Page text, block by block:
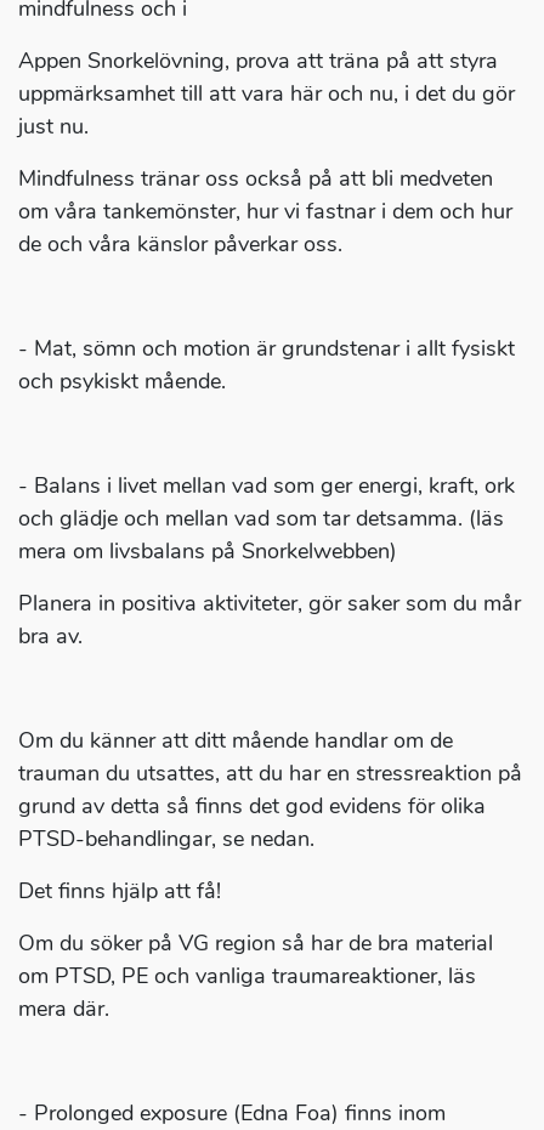
mindfulness och i
Appen Snorkelövning, prova att träna på att styra
uppmärksamhet till att vara här och nu, i det du gör
just nu.
Mindfulness tränar oss också på att bli medveten
om våra tankemönster, hur vi fastnar i dem och hur
de och våra känslor påverkar oss.
- Mat, sömn och motion är grundstenar i allt fysiskt
och psykiskt mående.
- Balans i livet mellan vad som ger energi, kraft, ork
och glädje och mellan vad som tar detsamma. (läs
mera om livsbalans på Snorkelwebben)
Planera in positiva aktiviteter, gör saker som du mår
bra av.
Om du känner att ditt mående handlar om de
trauman du utsattes, att du har en stressreaktion på
grund av detta så finns det god evidens för olika
PTSD-behandlingar, se nedan.
Det finns hjälp att få!
Om du söker på VG region så har de bra material
om PTSD, PE och vanliga traumareaktioner, läs
mera där.
- Prolonged exposure (Edna Foa) finns inom